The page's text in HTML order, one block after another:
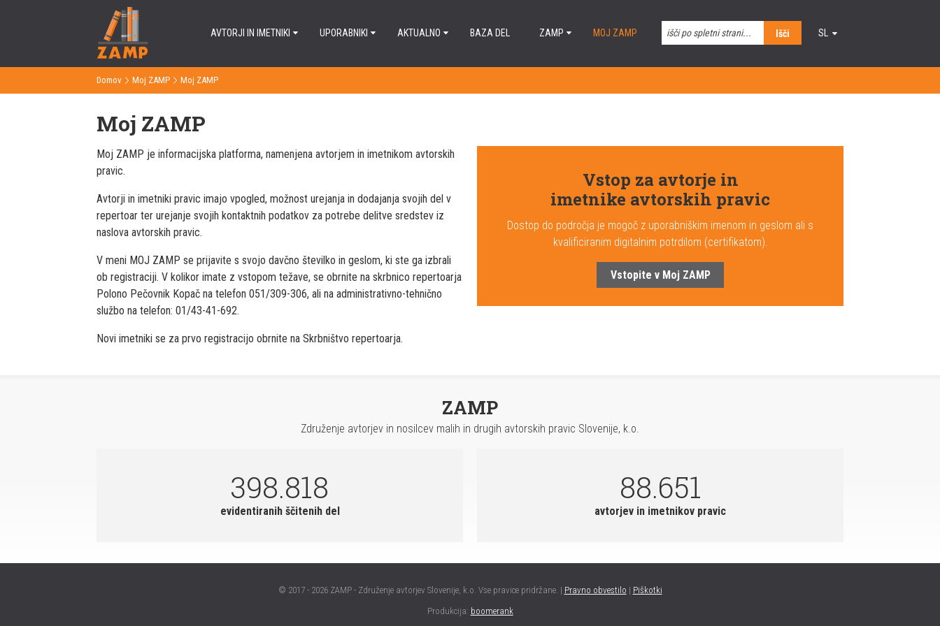
Išči
AVTORJI IN IMETNIKI UPORABNIKI AKTUALNO BAZA DEL ZAMP MOJ ZAMP
SL
Domov > Moj ZAMP > Moj ZAMP
Moj ZAMP
Moj ZAMP je informacijska platforma, namenjena avtorjem in imetnikom avtorskih
pravic.
Avtorji in imetniki pravic imajo vpogled, možnost urejanja in dodajanja svojih del v
repertoar ter urejanje svojih kontaktnih podatkov za potrebe delitve sredstev iz
naslova avtorskih pravic.
V meni MOJ ZAMP se prijavite s svojo davčno številko in geslom, ki ste ga izbrali
ob registraciji. V kolikor imate z vstopom težave, se obrnite na skrbnico repertoarja
Polono Pečovnik Kopač na telefon 051/309-306, ali na administrativno-tehnično
službo na telefon: 01/43-41-692.
Novi imetniki se za prvo registracijo obrnite na Skrbništvo repertoarja.
Vstop za avtorje in
imetnike avtorskih pravic
Dostop do področja je mogoč z uporabniškim imenom in geslom ali s
kvalificiranim digitalnim potrdilom (certifikatom).
Vstopite v Moj ZAMP
ZAMP
Združenje avtorjev in nosilcev malih in drugih avtorskih pravic Slovenije, k.o.
398.818
evidentiranih ščitenih del
88.651
avtorjev in imetnikov pravic
© 2017 - 2026 ZAMP - Združenje avtorjev Slovenije, k.o. Vse pravice pridržane. | Pravno obvestilo | Piškotki
Produkcija: boomerank